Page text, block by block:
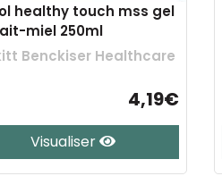
healthy touch mss gel
miel 250ml
Benckiser Healthcare
4,19€
Visualiser